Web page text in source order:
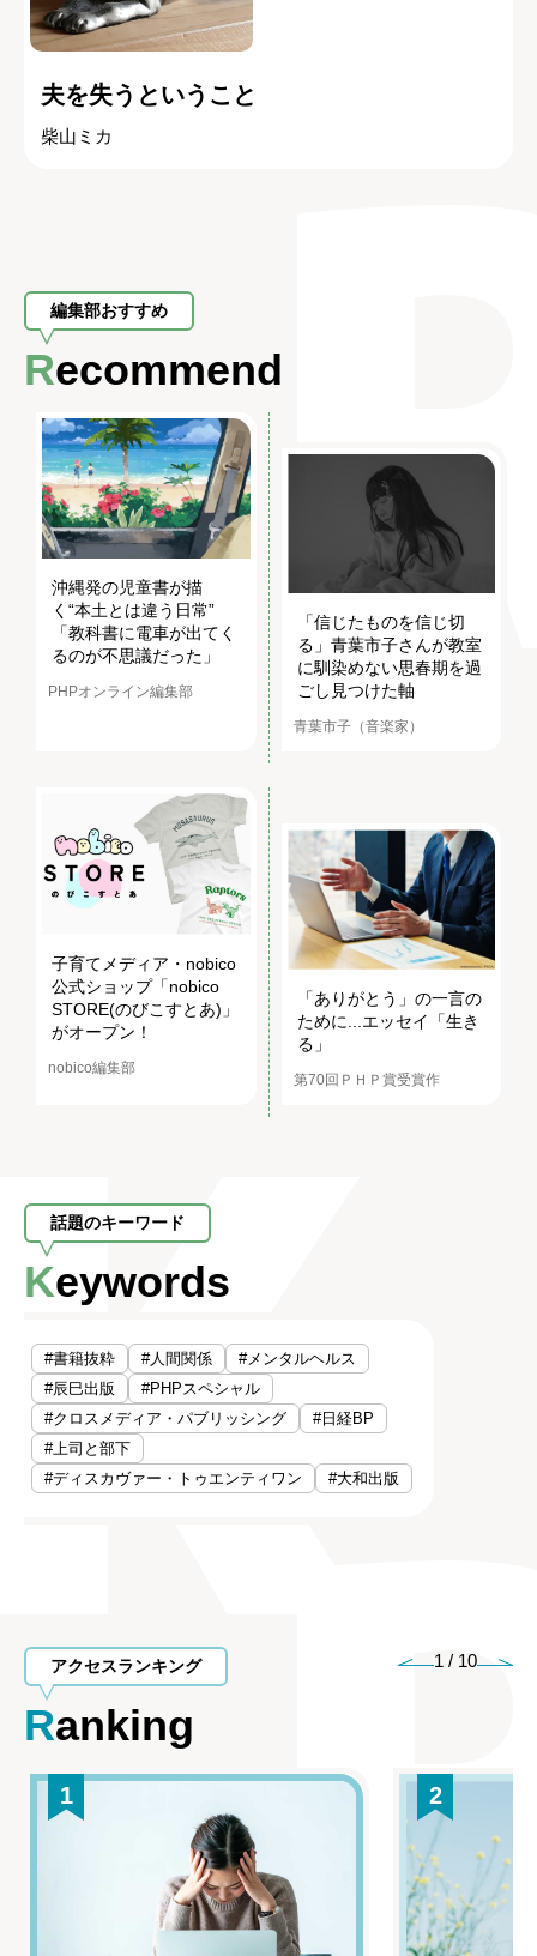
夫を失うということ
柴山ミカ
編集部おすすめ
Recommend
沖縄発の児童書が描
く“本土とは違う日常”
「教科書に電車が出てく
るのが不思議だった」
PHPオンライン編集部
「信じたものを信じ切
る」青葉市子さんが教室
に馴染めない思春期を過
ごし見つけた軸
青葉市子（音楽家）
子育てメディア・nobico
公式ショップ「nobico
STORE(のびこすとあ)」
がオープン！
nobico編集部
「ありがとう」の一言の
ために...エッセイ「生き
る」
第70回ＰＨＰ賞受賞作
話題のキーワード
Keywords
#書籍抜粋 #人間関係
#メンタルヘルス
#辰巳出版
#PHPスペシャル
#クロスメディア・パブリッシング
#日経BP
#上司と部下
#ディスカヴァー・トゥエンティワン
#大和出版
アクセスランキング
Ranking
1 / 10
1 2